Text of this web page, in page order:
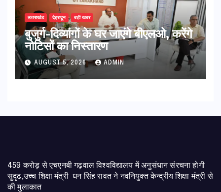
उत्तराखंड देहरादून बड़ी खबर
बुजुर्ग-दिव्यांगों के घर जाएंगे बीएलओ, करेंगे
नोटिसों का निस्तारण
AUGUST 5, 2026 ADMIN
459 करोड़ से एचएनबी गढ़वाल विश्वविद्यालय में अनुसंधान संरचना होगी
सुदृढ,उच्च शिक्षा मंत्री धन सिंह रावत ने नवनियुक्त केन्द्रीय शिक्षा मंत्री से
की मुलाकात